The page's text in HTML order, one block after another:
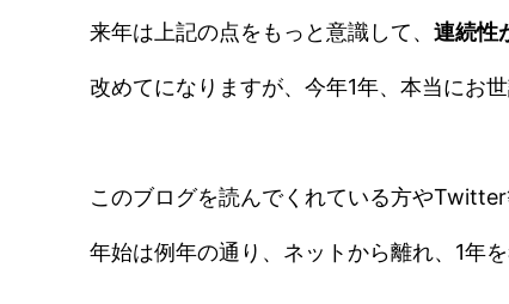
来年は上記の点をもっと意識して、連続性
改めてになりますが、今年1年、本当にお世
このブログを読んでくれている方や
年始は例年の通り、ネットから離れ、1年